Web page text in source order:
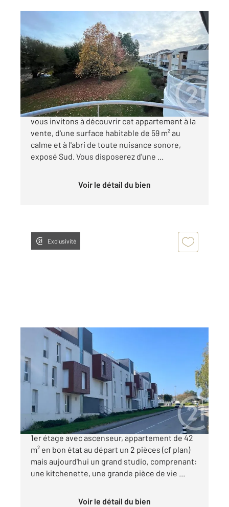
, 3 pièces
Ref : 3419
Appartement F3 à vendre
182 500 €
Située dans un secteur prisé à Vannes, nous
vous invitons à découvrir cet appartement à la
vente, d'une surface habitable de 59 m² au
calme et à l'abri de toute nuisance sonore,
exposé Sud. Vous disposerez d'une ...
Voir le détail du bien
Exclusivité
VANNES 56
40,90 m
, 2 pièces
Ref : 3383
Appartement F2 à vendre
148 500 €
VANNES EST. Dans une copropriété de 2016 au
1er étage avec ascenseur, appartement de 42
m² en bon état au départ un 2 pièces (cf plan)
mais aujourd'hui un grand studio, comprenant:
une kitchenette, une grande pièce de vie ...
Voir le détail du bien